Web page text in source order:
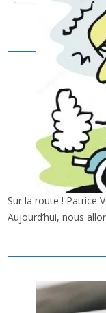
SUR
Sur la route ! Patrice
Aujourd’hui, nous